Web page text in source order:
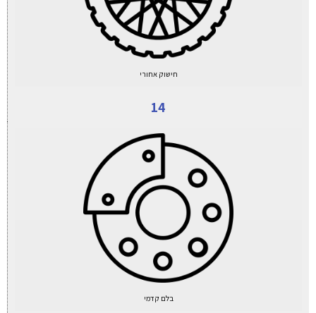
חישוק אחורי
14
בלם קדמי